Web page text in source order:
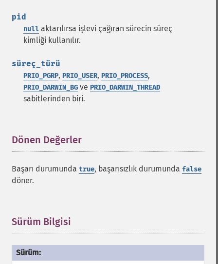
pid
null aktarılırsa işlevi çağıran sürecin süreç
kimliği kullanılır.
süreç_türü
PRIO_PGRP, PRIO_USER, PRIO_PROCESS,
PRIO_DARWIN_BG ve PRIO_DARWIN_THREAD
sabitlerinden biri.
Dönen Değerler
Başarı durumunda true, başarısızlık durumunda false
döner.
Sürüm Bilgisi